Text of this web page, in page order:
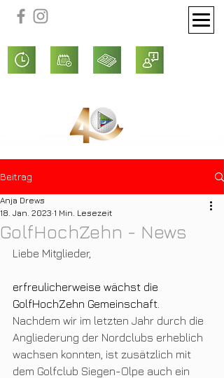
Beitrag
GolfHochZehn - News
Anja Drews
18. Jan. 2023 1 Min. Lesezeit
Liebe Mitglieder,
erfreulicherweise wächst die
GolfHochZehn Gemeinschaft.
Nachdem wir im letzten Jahr durch die
Angliederung der Nordclubs erheblich
wachsen konnten, ist zusätzlich mit
dem Golfclub Siegen-Olpe auch ein